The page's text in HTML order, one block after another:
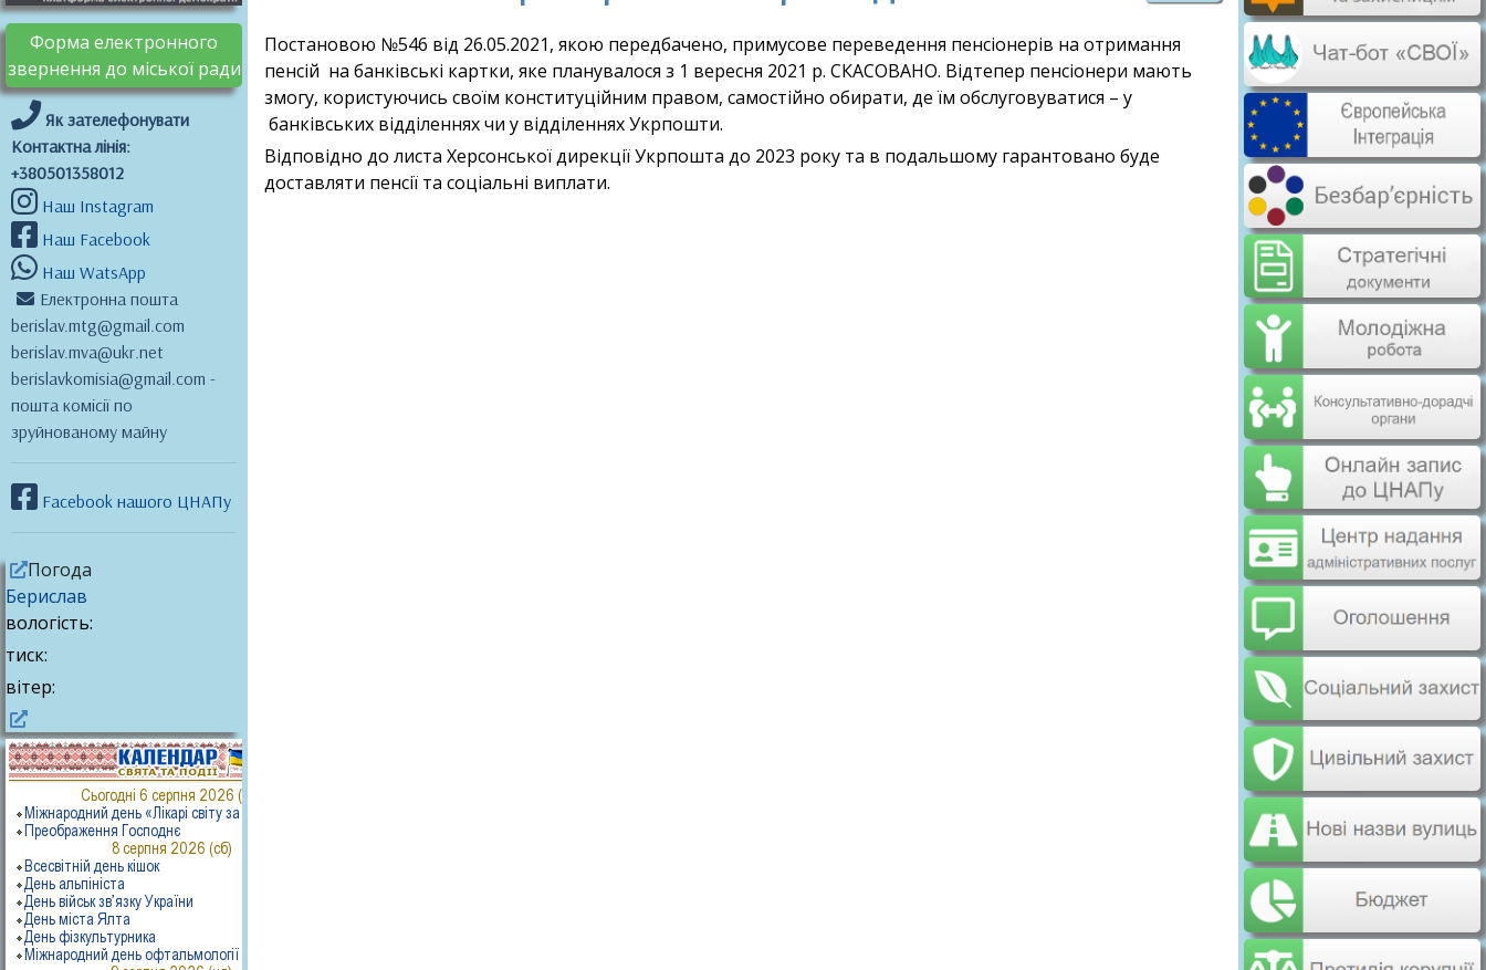
Форма електронного
звернення до міської ради
Як зателефонувати
Контактна лінія:
+380501358012
Наш Instagram
Наш Facebook
Наш WatsApp
Електронна пошта
berislav.mtg@gmail.com
berislav.mva@ukr.net
berislavkomisia@gmail.com -
пошта комісії по
зруйнованому майну
Facebook нашого ЦНАПу
Погода
Берислав
вологість:
тиск:
вітер:
Постановою №546 від 26.05.2021, якою передбачено, примусове переведення пенсіонерів на отримання
пенсій на банківські картки, яке планувалося з 1 вересня 2021 р. СКАСОВАНО. Відтепер пенсіонери мають
змогу, користуючись своїм конституційним правом, самостійно обирати, де їм обслуговуватися – у
банківських відділеннях чи у відділеннях Укрпошти.
Відповідно до листа Херсонської дирекції Укрпошта до 2023 року та в подальшому гарантовано буде
доставляти пенсії та соціальні виплати.